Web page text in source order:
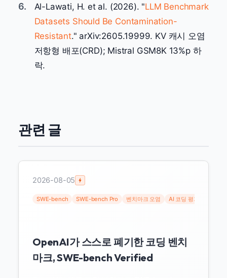
6. Al-Lawati, H. et al. (2026). "LLM Benchmark
Datasets Should Be Contamination-
Resistant." arXiv:2605.19999. KV 캐시 오염
저항형 배포(CRD); Mistral GSM8K 13%p 하
락.
관련 글
2026-08-05
SWE-bench SWE-bench Pro 벤치마크 오염 AI 코딩 평가
OpenAI가 스스로 폐기한 코딩 벤치
마크, SWE-bench Verified